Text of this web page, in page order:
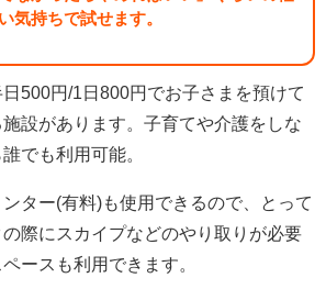
い気持ちで試せます。
500円/1日800円でお子さまを預けて
設があります。子育てや介護をしな
でも利用可能。
ター(有料)も使用できるので、とって
際にスカイプなどのやり取りが必要
ースも利用できます。